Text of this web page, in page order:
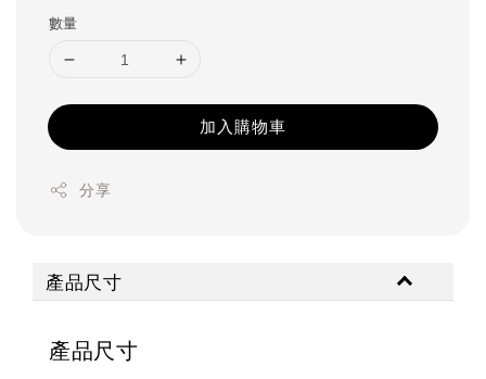
數量
加入購物車
分享
產品尺寸
產品尺寸